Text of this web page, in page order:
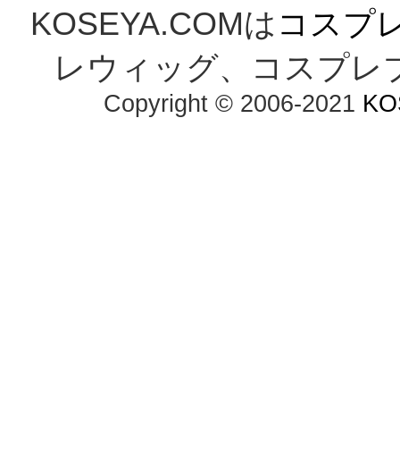
KOSEYA.COMは コスプ
レウィッグ、コスプレ
Copyright © 2006-2021